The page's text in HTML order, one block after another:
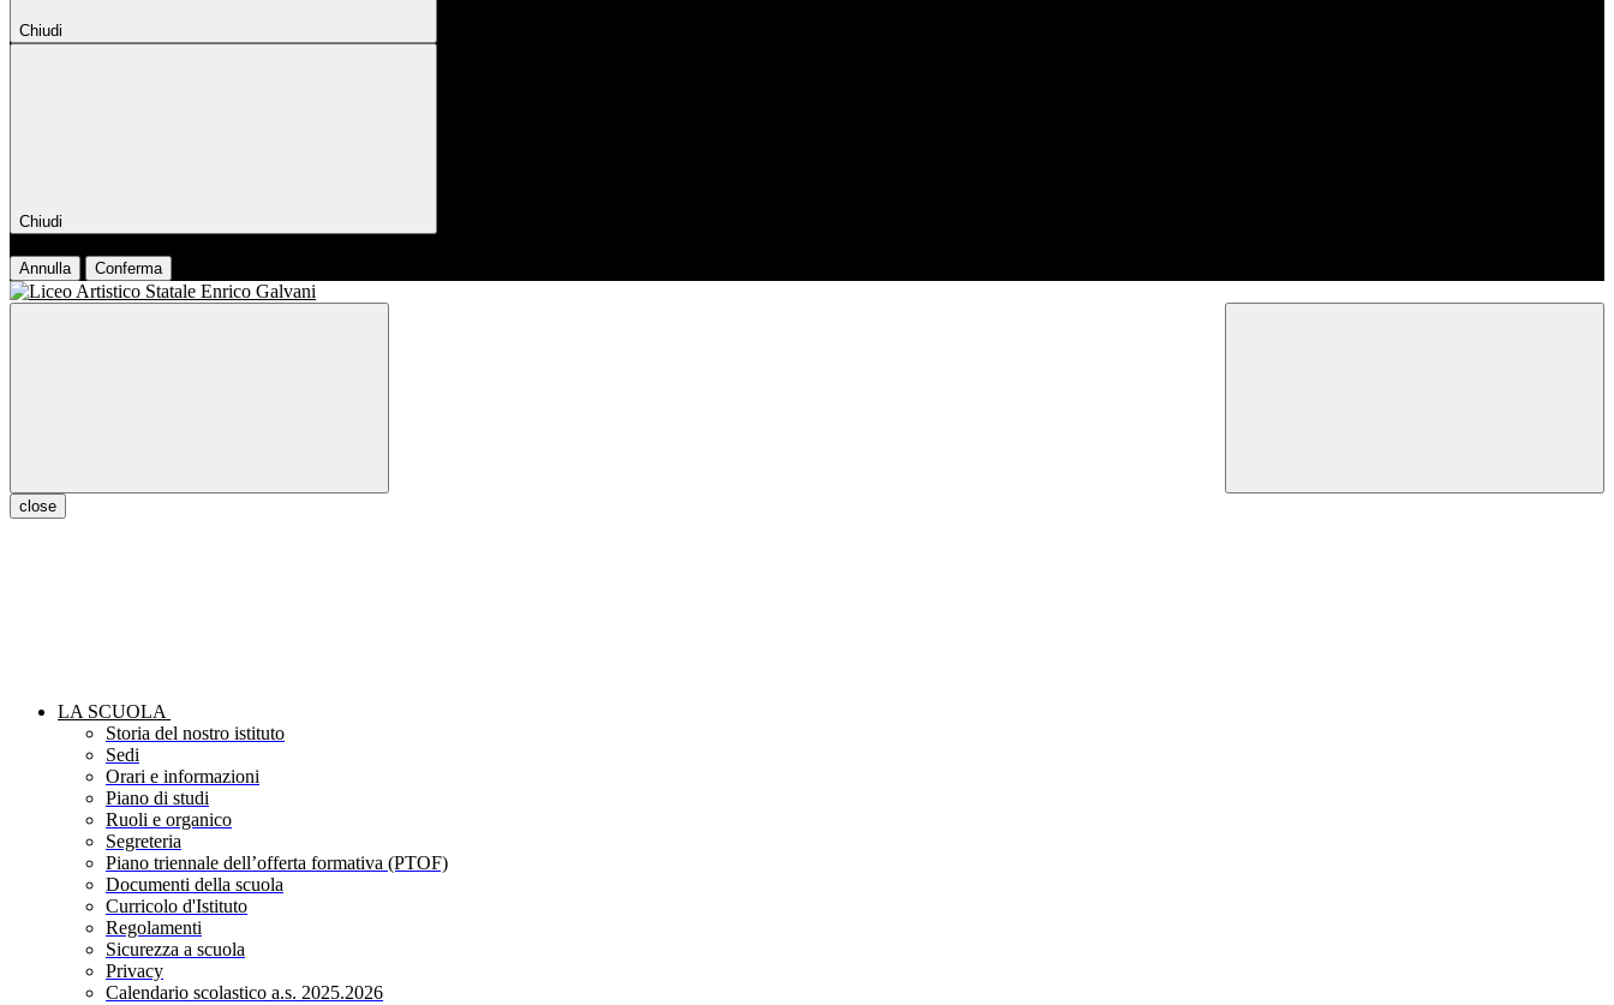
Chiudi
Chiudi
Annulla Conferma
close
LA SCUOLA
Storia del nostro istituto
Sedi
Orari e informazioni
Piano di studi
Ruoli e organico
Segreteria
Piano triennale dell’offerta formativa (PTOF)
Documenti della scuola
Curricolo d'Istituto
Regolamenti
Sicurezza a scuola
Privacy
Calendario scolastico a.s. 2025.2026